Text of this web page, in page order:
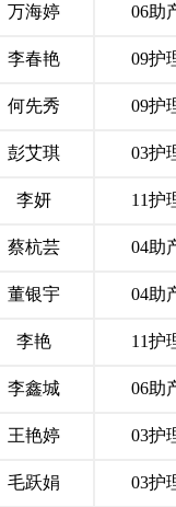
万海婷 06助
李春艳 09护
何先秀 09护
彭艾琪 03护
李妍 11护
蔡杭芸 04助
董银宇 04助
李艳 11护
李鑫城 06助
王艳婷 03护
毛跃娟 03护